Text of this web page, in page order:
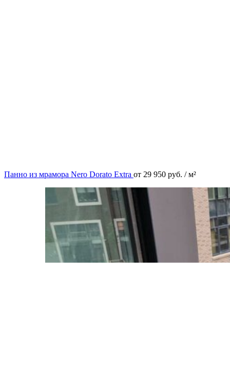
Панно из мрамора Nero Dorato Extra от 29 950 руб. / м²